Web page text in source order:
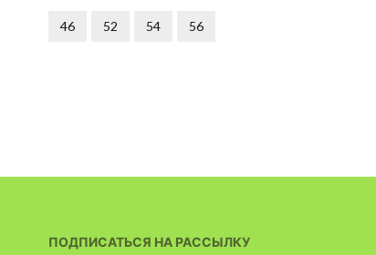
46 52 54 56
ПОДПИСАТЬСЯ НА РАССЫЛКУ